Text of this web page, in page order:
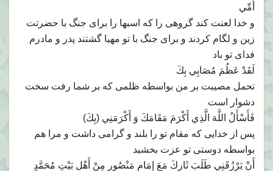
أُمِّي‏
و خدا لعنت كند گروهى را كه اسبها را براى جنگ با حضرتت
زين و لگام كردند و براى جنگ با تو مهيا گشتند پدر و مادرم
فداى تو باد
لَقَدْ عَظُمَ مُصَابِي بِكَ
تحمل مصيبت بر من بواسطه ظلمى كه بر شما رفت سخت
دشوار است
فَأَسْأَلُ اللَّهَ الَّذِي أَكْرَمَ مَقَامَكَ وَ أَكْرَمَنِي (بِكَ)
پس از خدايى كه مقام تو را بلند و گرامى داشت و مرا هم
بواسطه دوستى تو عزت بخشيد
أَنْ يَرْزُقَنِي طَلَبَ ثَارِكَ مَعَ إِمَامٍ مَنْصُورٍ مِنْ أَهْلِ بَيْتِ مُحَمَّدٍ